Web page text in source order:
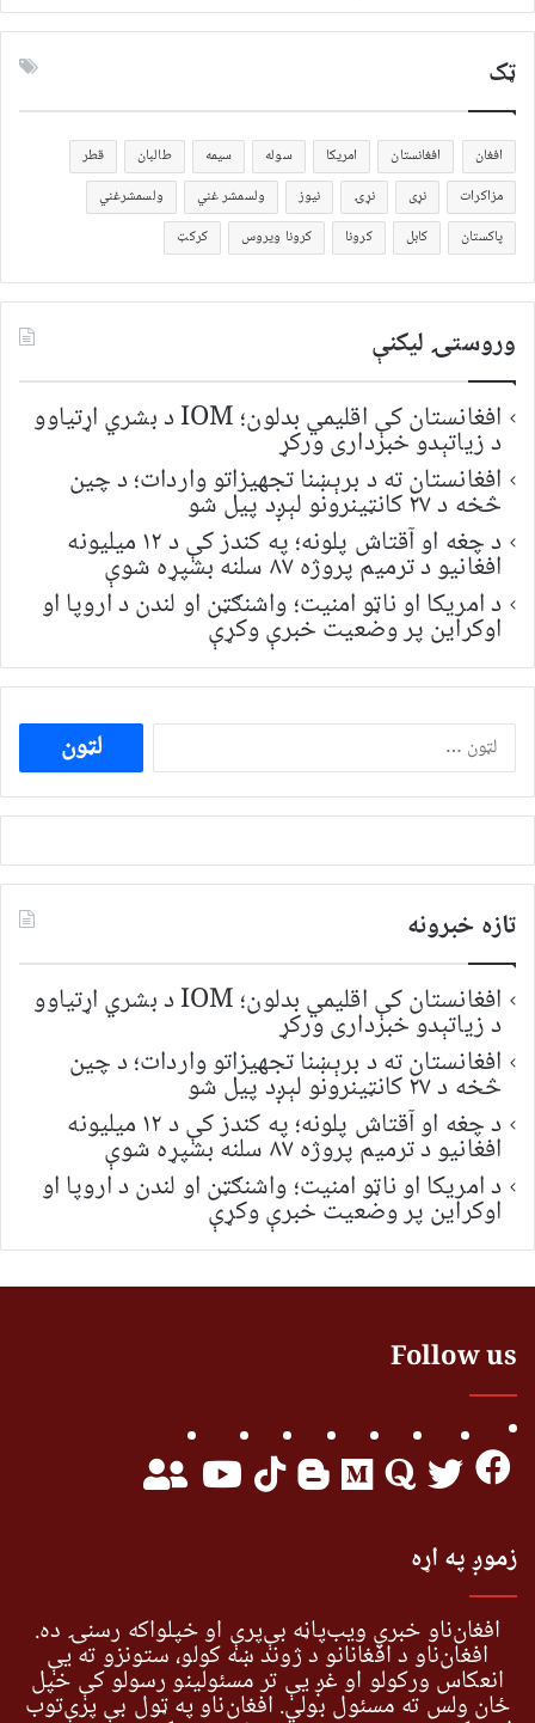
ټک
افغان افغانستان امریکا سوله سیمه طالبان
قطر
مزاکرات
نړی نړۍ نیوز ولسمشر غني
ولسمشرغني
پاکستان
کابل کرونا کرونا ویروس کرکټ
وروستۍ ليکنې
افغانستان کې اقلیمي بدلون؛ IOM د بشري اړتیاوو
د زیاتېدو خبرداری ورکړ
افغانستان ته د برېښنا تجهیزاتو واردات؛ د چین
څخه د ۲۷ کانټینرونو لېږد پیل شو
د چغه او آقتاش پلونه؛ په کندز کې د ۱۲ میلیونه
افغانیو د ترمیم پروژه ۸۷ سلنه بشپړه شوې
د امریکا او ناټو امنیت؛ واشنګټن او لندن د اروپا او
اوکراین پر وضعیت خبرې وکړې
ددی
لپاره
لټون:
تازه خبرونه
افغانستان کې اقلیمي بدلون؛ IOM د بشري اړتیاوو
د زیاتېدو خبرداری ورکړ
افغانستان ته د برېښنا تجهیزاتو واردات؛ د چین
څخه د ۲۷ کانټینرونو لېږد پیل شو
د چغه او آقتاش پلونه؛ په کندز کې د ۱۲ میلیونه
افغانیو د ترمیم پروژه ۸۷ سلنه بشپړه شوې
د امریکا او ناټو امنیت؛ واشنګټن او لندن د اروپا او
اوکراین پر وضعیت خبرې وکړې
Follow us
زموږ په اړه
افغان‌ناو خبري ویب‌پاڼه بې‌پرې او خپلواکه رسنۍ ده.
افغان‌ناو د افغانانو د ژوند ښه کولو، ستونزو ته یې
انعکاس ورکولو او غږ یې تر مسئولینو رسولو کې خپل
ځان ولس ته مسئول بولي. افغان‌ناو په ټول بې پرې‌توب